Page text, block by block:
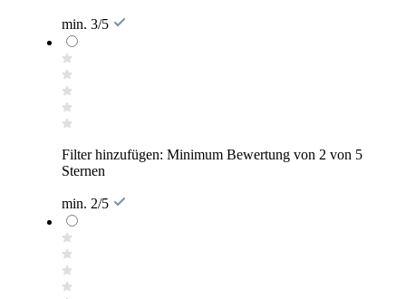
min. 3/5
Filter hinzufügen: Minimum Bewertung von 2 von 5
Sternen
min. 2/5